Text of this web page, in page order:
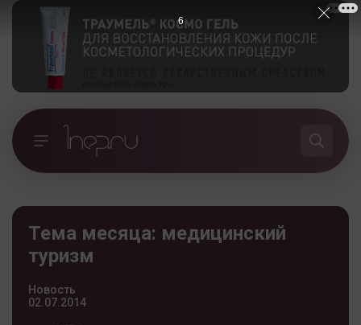
Тема месяца: медицинский
туризм
Новость
02.07.2014
5